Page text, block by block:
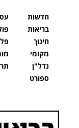
חדשות
בריאות
חינוך
מקומי
נדל"ן
ספורט